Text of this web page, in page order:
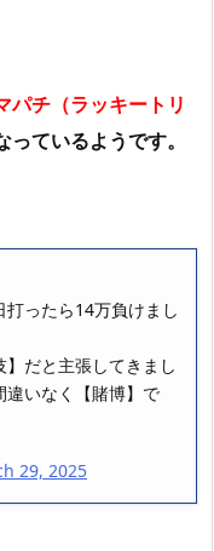
パチ（ラッキートリ
っているようです。
ったら14万負けまし
だと主張してきまし
違いなく【賭博】で
29, 2025